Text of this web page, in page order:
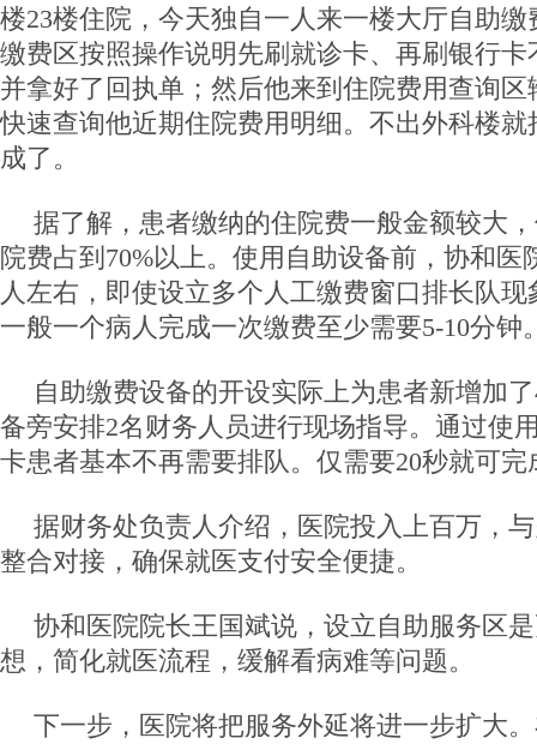
楼23楼住院，今天独自一人来一楼大厅自助
缴费区按照操作说明先刷就诊卡、再刷银行
并拿好了回执单；然后他来到住院费用查询
快速查询他近期住院费用明细。不出外科楼
成了。
据了解，患者缴纳的住院费一般金额较大
院费占到70%以上。使用自助设备前，协和医
人左右，即使设立多个人工缴费窗口排长队
一般一个病人完成一次缴费至少需要5-10分钟
自助缴费设备的开设实际上为患者新增加
备旁安排2名财务人员进行现场指导。通过使
卡患者基本不再需要排队。仅需要20秒就可完
据财务处负责人介绍，医院投入上百万，
整合对接，确保就医支付安全便捷。
协和医院院长王国斌说，设立自助服务区
想，简化就医流程，缓解看病难等问题。
下一步，医院将把服务外延将进一步扩大